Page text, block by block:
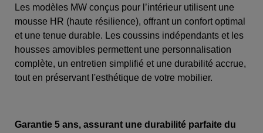
Les modèles MW conçus pour l’intérieur utilisent une
mousse HR (haute résilience), offrant un confort optimal
et une tenue durable. Les coussins indépendants et les
housses amovibles permettent une personnalisation
complète, un entretien simplifié et une durabilité accrue,
tout en préservant l'esthétique de votre mobilier.
Garantie 5 ans, assurant une durabilité parfaite du